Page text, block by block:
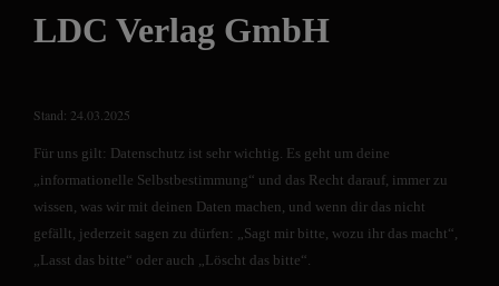
LDC Verlag GmbH
Stand: 24.03.2025
Für uns gilt: Datenschutz ist sehr wichtig. Es geht um deine
„informationelle Selbstbestimmung“ und das Recht darauf, immer zu
wissen, was wir mit deinen Daten machen, und wenn dir das nicht
gefällt, jederzeit sagen zu dürfen: „Sagt mir bitte, wozu ihr das macht“,
„Lasst das bitte“ oder auch „Löscht das bitte“.